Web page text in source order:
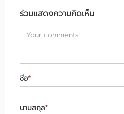
ร่วมแสดงความคิดเห็น
ชื่อ*
นามสกุล*